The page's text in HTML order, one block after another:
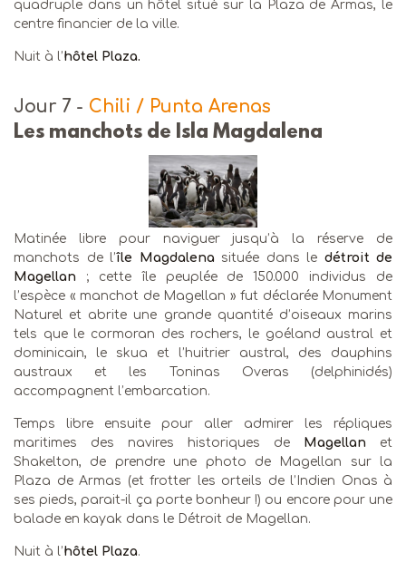
quadruple dans un hôtel situé sur la Plaza de Armas, le
centre financier de la ville.
Nuit à l’hôtel Plaza.
Jour 7 - Chili / Punta Arenas
Les manchots de Isla Magdalena
Matinée libre pour naviguer jusqu’à la réserve de
manchots de l’île Magdalena située dans le détroit de
Magellan ; cette île peuplée de 150.000 individus de
l’espèce « manchot de Magellan » fut déclarée Monument
Naturel et abrite une grande quantité d’oiseaux marins
tels que le cormoran des rochers, le goéland austral et
dominicain, le skua et l’huitrier austral, des dauphins
austraux et les Toninas Overas (delphinidés)
accompagnent l’embarcation.
Temps libre ensuite pour aller admirer les répliques
maritimes des navires historiques de
Magellan et
Shakelton, de prendre une photo de Magellan sur la
Plaza de Armas (et frotter les orteils de l’Indien Onas à
ses pieds, parait-il ça porte bonheur !) ou encore pour une
balade en kayak dans le Détroit de Magellan.
Nuit à l’hôtel Plaza.